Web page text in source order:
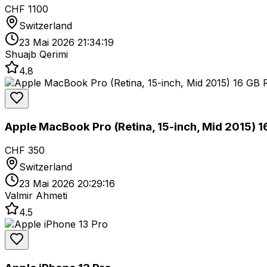
CHF 1100
Switzerland
23 Mai 2026 21:34:19
Shuajb Qerimi
4.8
Apple MacBook Pro (Retina, 15-inch, Mid 2015)
CHF 350
Switzerland
23 Mai 2026 20:29:16
Valmir Ahmeti
4.5